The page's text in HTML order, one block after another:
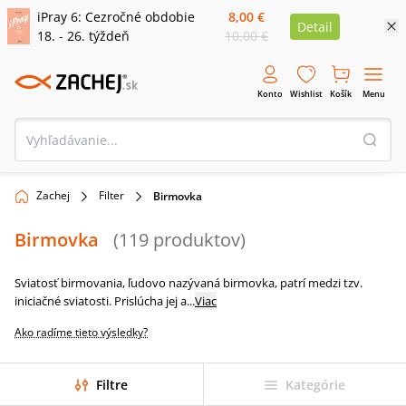
iPray 6: Cezročné obdobie
18. - 26. týždeň
8,00 €
10,00 €
Detail
Konto Wishlist Košík Menu
Zachej Filter Birmovka
Birmovka (119 produktov)
Sviatosť birmovania, ľudovo nazývaná birmovka, patrí medzi tzv.
iniciačné sviatosti. Prislúcha jej a...Viac
Ako radíme tieto výsledky?
Filtre Kategórie